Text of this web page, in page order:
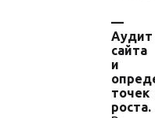
—
Аудит
сайта
и
точек
роста.